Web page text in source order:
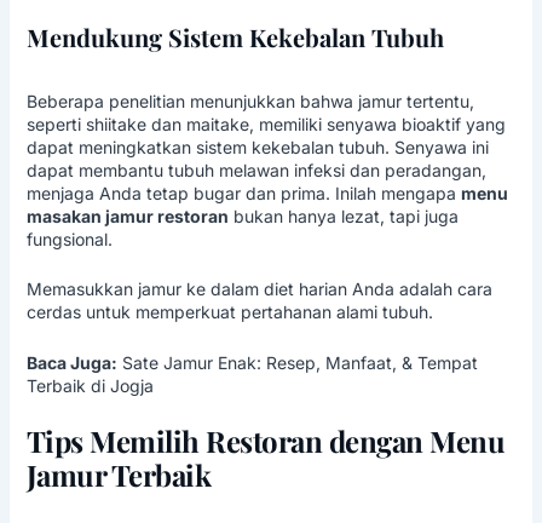
Mendukung Sistem Kekebalan Tubuh
Beberapa penelitian menunjukkan bahwa jamur tertentu,
seperti shiitake dan maitake, memiliki senyawa bioaktif yang
dapat meningkatkan sistem kekebalan tubuh. Senyawa ini
dapat membantu tubuh melawan infeksi dan peradangan,
menjaga Anda tetap bugar dan prima. Inilah mengapa menu
masakan jamur restoran bukan hanya lezat, tapi juga
fungsional.
Memasukkan jamur ke dalam diet harian Anda adalah cara
cerdas untuk memperkuat pertahanan alami tubuh.
Baca Juga: Sate Jamur Enak: Resep, Manfaat, & Tempat
Terbaik di Jogja
Tips Memilih Restoran dengan Menu
Jamur Terbaik